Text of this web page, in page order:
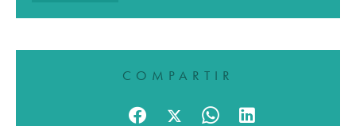
COMPARTIR